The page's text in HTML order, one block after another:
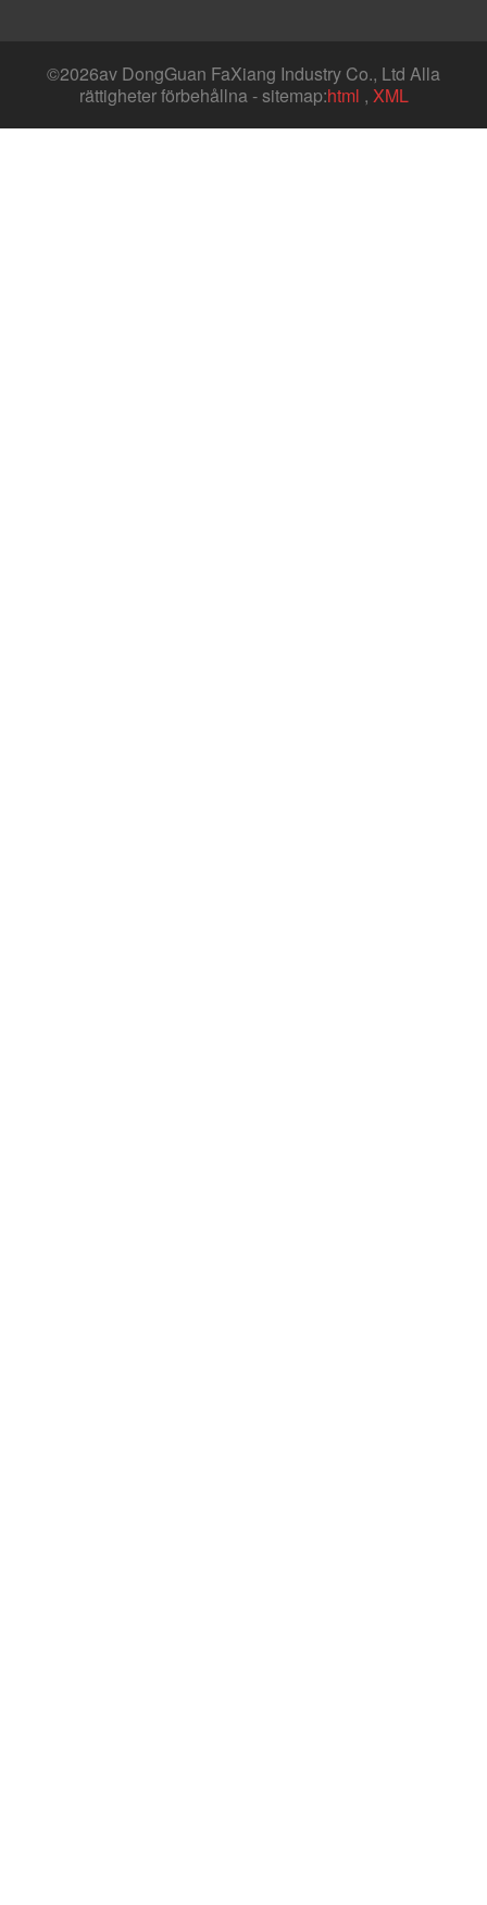
©2026av DongGuan FaXiang Industry Co., Ltd Alla
rättigheter förbehållna - sitemap:html , XML